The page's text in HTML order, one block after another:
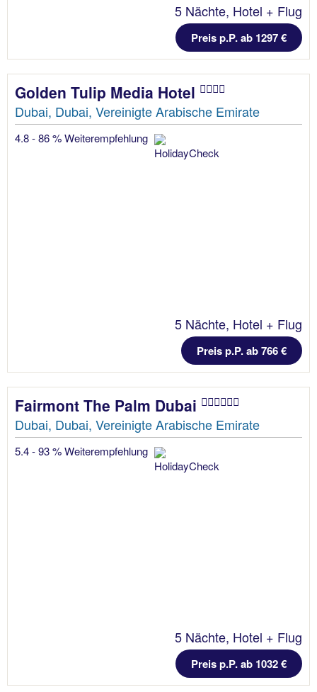
5 Nächte, Hotel + Flug
Preis p.P. ab 1297 €
Golden Tulip Media Hotel
Dubai, Dubai, Vereinigte Arabische Emirate
4.8 - 86 % Weiterempfehlung
5 Nächte, Hotel + Flug
Preis p.P. ab 766 €
Fairmont The Palm Dubai
Dubai, Dubai, Vereinigte Arabische Emirate
5.4 - 93 % Weiterempfehlung
5 Nächte, Hotel + Flug
Preis p.P. ab 1032 €